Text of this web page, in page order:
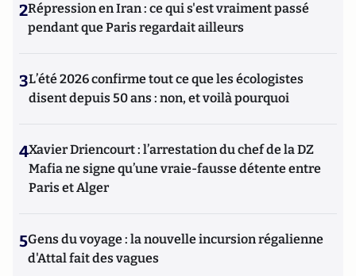
2Répression en Iran : ce qui s'est vraiment passé
pendant que Paris regardait ailleurs
3L’été 2026 confirme tout ce que les écologistes
disent depuis 50 ans : non, et voilà pourquoi
4Xavier Driencourt : l’arrestation du chef de la DZ
Mafia ne signe qu’une vraie-fausse détente entre
Paris et Alger
5Gens du voyage : la nouvelle incursion régalienne
d'Attal fait des vagues